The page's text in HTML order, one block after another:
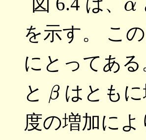
を示す。 こ
にとってあ
と
βはとも
度の増加に